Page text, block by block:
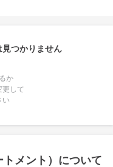
つかりません
か
更して
い
メント）について